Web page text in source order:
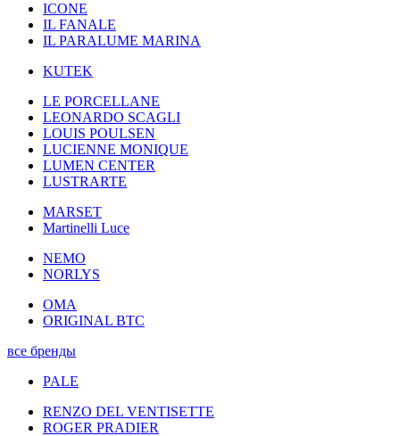
ICONE
IL FANALE
IL PARALUME MARINA
KUTEK
LE PORCELLANE
LEONARDO SCAGLI
LOUIS POULSEN
LUCIENNE MONIQUE
LUMEN CENTER
LUSTRARTE
MARSET
Martinelli Luce
NEMO
NORLYS
OMA
ORIGINAL BTC
все бренды
PALE
RENZO DEL VENTISETTE
ROGER PRADIER